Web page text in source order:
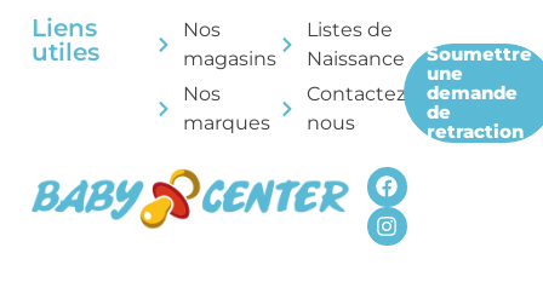
Liens
utiles
Nos
magasins
Nos
marques
Listes de
Naissance
Contactez-
nous
Soumettre
une
demande
de
retraction